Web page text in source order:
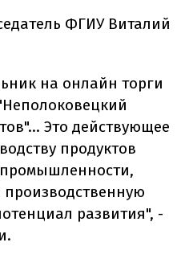
ФГИУ Виталий
на онлайн торги
Это действующее
продуктов
развития", -